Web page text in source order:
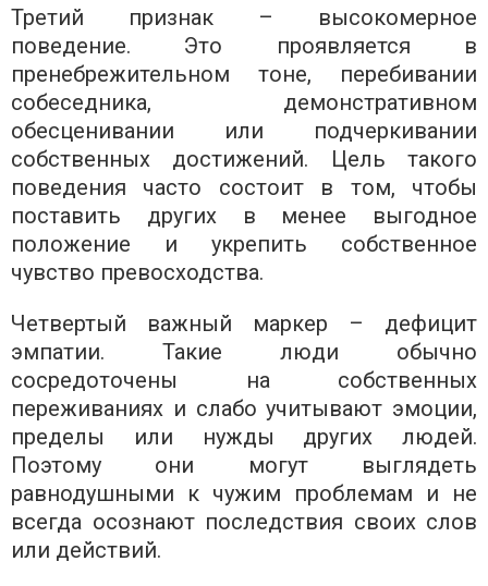
Третий признак – высокомерное
поведение. Это проявляется в
пренебрежительном тоне, перебивании
собеседника, демонстративном
обесценивании или подчеркивании
собственных достижений. Цель такого
поведения часто состоит в том, чтобы
поставить других в менее выгодное
положение и укрепить собственное
чувство превосходства.
Четвертый важный маркер – дефицит
эмпатии. Такие люди обычно
сосредоточены на собственных
переживаниях и слабо учитывают эмоции,
пределы или нужды других людей.
Поэтому они могут выглядеть
равнодушными к чужим проблемам и не
всегда осознают последствия своих слов
или действий.